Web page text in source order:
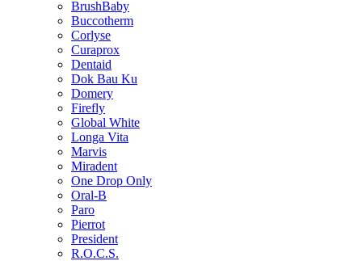
BrushBaby
Buccotherm
Corlyse
Curaprox
Dentaid
Dok Bau Ku
Domery
Firefly
Global White
Longa Vita
Marvis
Miradent
One Drop Only
Oral-B
Paro
Pierrot
President
R.O.C.S.